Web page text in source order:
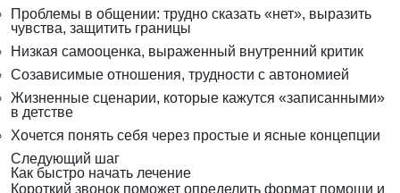
Проблемы в общении: трудно сказать «нет», выразить
чувства, защитить границы
Низкая самооценка, выраженный внутренний критик
Созависимые отношения, трудности с автономией
Жизненные сценарии, которые кажутся «записанными»
в детстве
Хочется понять себя через простые и ясные концепции
Следующий шаг
Как быстро начать лечение
Короткий звонок поможет определить формат помощи и